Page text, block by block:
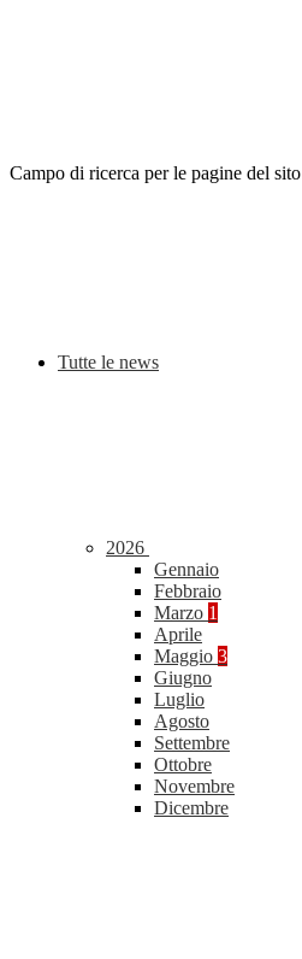
Campo di ricerca per le pagine del sito
Tutte le news
2026
Gennaio
Febbraio
Marzo 1
Aprile
Maggio 3
Giugno
Luglio
Agosto
Settembre
Ottobre
Novembre
Dicembre